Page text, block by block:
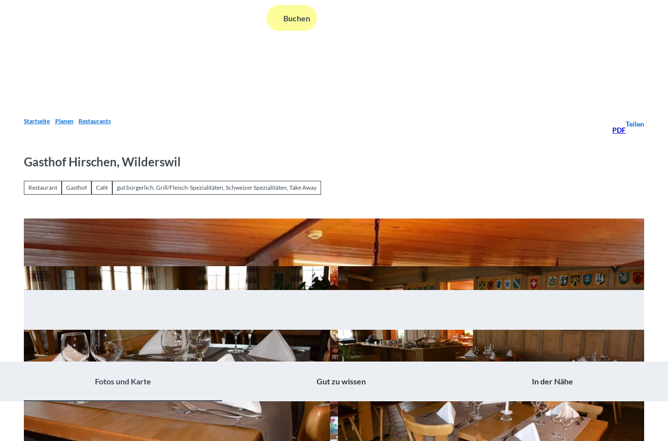
Informationen
Suche Buchen
Startseite Planen Restaurants
PDF
Teilen
Gasthof Hirschen, Wilderswil
Restaurant Gasthof Café gut bürgerlich, Grill/Fleisch-Spezialitäten, Schweizer Spezialitäten, Take Away
Fotos und Karte Gut zu wissen In der Nähe